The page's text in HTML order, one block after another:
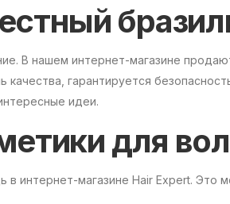
В нашем интернет-магазине
гарантируется
идеи.
для
в интернет-магазине Hair Expert. Это